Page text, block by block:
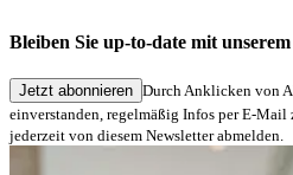
Bleiben Sie up-to-date mit
Jetzt abonnieren Durch Anklicken von
einverstanden, regelmäßig Infos per E-Mail
jederzeit von diesem Newsletter abmelden.